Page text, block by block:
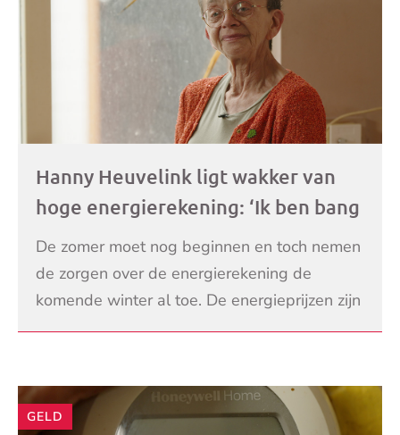
Hanny Heuvelink ligt wakker van
hoge energierekening: ‘Ik ben bang
om het niet meer te kunnen
betalen’
De zomer moet nog beginnen en toch nemen
de zorgen over de energierekening de
komende winter al toe. De energieprijzen zijn
nu al torenhoog door de politieke onrust in
LEES VERDER
GELD